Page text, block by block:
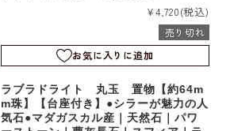
¥4,720(税込)
売り切れ
お気に入りに追加
ラブラドライト 丸玉 置物【約64m
m珠】【台座付き】●シラーが魅力の人
気石●マダガスカル産｜天然石｜パワ